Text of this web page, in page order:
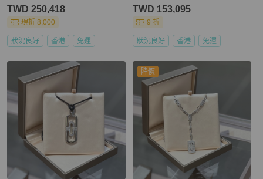
TWD 250,418
現折 8,000
狀況良好 香港 免運
TWD 153,095
9 折
狀況良好 香港 免運
降價